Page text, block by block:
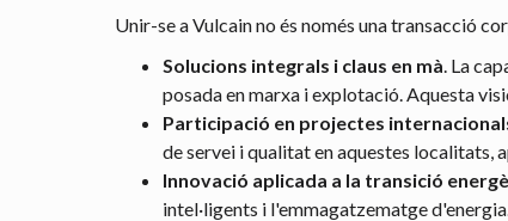
Unir-se a Vulcain no és només una transacció
Solucions integrals i claus en mà. La
posada en marxa i explotació. Aquesta
Participació en projectes
de servei i qualitat en aquestes localitats,
Innovació aplicada a la transició
intel·ligents i l'emmagatzematge